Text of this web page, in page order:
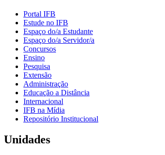
Portal IFB
Estude no IFB
Espaço do/a Estudante
Espaço do/a Servidor/a
Concursos
Ensino
Pesquisa
Extensão
Administração
Educação a Distância
Internacional
IFB na Mídia
Repositório Institucional
Unidades